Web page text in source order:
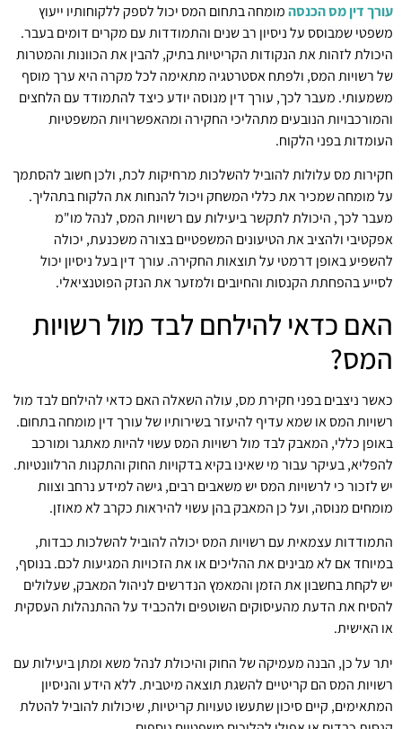
עורך דין מס הכנסהמומחה בתחום המס יכול לספק ללקוחותיו ייעוץ
משפטי שמבוסס על ניסיון רב שנים והתמודדות עם מקרים דומים בעבר.
היכולת לזהות את הנקודות הקריטיות בתיק, להבין את הכוונות והמטרות
של רשויות המס, ולפתח אסטרטגיה מתאימה לכל מקרה היא ערך מוסף
משמעותי. מעבר לכך, עורך דין מנוסה יודע כיצד להתמודד עם הלחצים
והמורכבויות הנובעים מתהליכי החקירה ומהאפשרויות המשפטיות
העומדות בפני הלקוח.
חקירות מס עלולות להוביל להשלכות מרחיקות לכת, ולכן חשוב להסתמך
על מומחה שמכיר את כללי המשחק ויכול להנחות את הלקוח בתהליך.
מעבר לכך, היכולת לתקשר ביעילות עם רשויות המס, לנהל מו"מ
אפקטיבי ולהציב את הטיעונים המשפטיים בצורה משכנעת, יכולה
להשפיע באופן דרמטי על תוצאות החקירה. עורך דין בעל ניסיון יכול
לסייע בהפחתת הקנסות והחיובים ולמזער את הנזק הפוטנציאלי.
האם כדאי להילחם לבד מול רשויות
המס?
כאשר ניצבים בפני חקירת מס, עולה השאלה האם כדאי להילחם לבד מול
רשויות המס או שמא עדיף להיעזר בשירותיו של עורך דין מומחה בתחום.
באופן כללי, המאבק לבד מול רשויות המס עשוי להיות מאתגר ומורכב
להפליא, בעיקר עבור מי שאינו בקיא בדקויות החוק והתקנות הרלוונטיות.
יש לזכור כי לרשויות המס יש משאבים רבים, גישה למידע נרחב וצוות
מומחים מנוסה, ועל כן המאבק בהן עשוי להיראות כקרב לא מאוזן.
התמודדות עצמאית עם רשויות המס יכולה להוביל להשלכות כבדות,
במיוחד אם לא מבינים את ההליכים או את הזכויות המגיעות לכם. בנוסף,
יש לקחת בחשבון את הזמן והמאמץ הנדרשים לניהול המאבק, שעלולים
להסיח את הדעת מהעיסוקים השוטפים ולהכביד על ההתנהלות העסקית
או האישית.
יתר על כן, הבנה מעמיקה של החוק והיכולת לנהל משא ומתן ביעילות עם
רשויות המס הם קריטיים להשגת תוצאה מיטבית. ללא הידע והניסיון
המתאימים, קיים סיכון שתעשו טעויות קריטיות, שיכולות להוביל להטלת